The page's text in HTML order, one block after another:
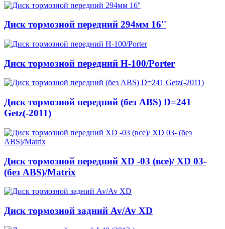
Диск тормозной передний 294мм 16''
Диск тормозной передний H-100/Porter
Диск тормозной передний (без ABS) D=241
Getz(-2011)
Диск тормозной передний XD -03 (все)/ XD 03-
(без ABS)/Matrix
Диск тормозной задний Av/Av XD